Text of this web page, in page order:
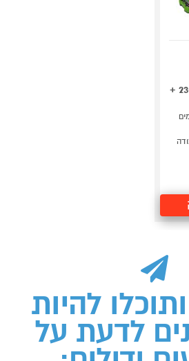
חזקה במיוחד 2300Nm +
להיות
לדעת על